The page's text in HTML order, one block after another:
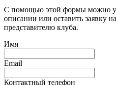
С помощью этой формы можно
описании или оставить заявку
представителю клуба.
Имя
Email
Контактный телефон